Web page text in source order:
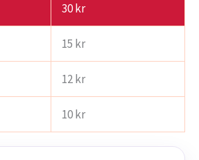
30kr
15 kr
12kr
10kr